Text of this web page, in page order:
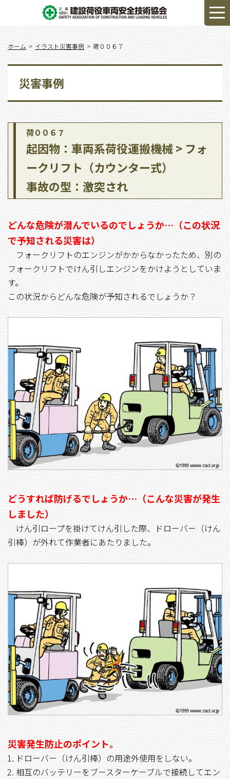
ホーム イラスト災害事例 荷００６７
災害事例
荷００６７
起因物：車両系荷役運搬機械 > フォ
ークリフト（カウンター式）
事故の型：激突され
どんな危険が潜んでいるのでしょうか…（この状況
で予知される災害は）
フォークリフトのエンジンがかからなかったため、別の
フォークリフトでけん引しエンジンをかけようとしていま
す。
この状況からどんな危険が予知されるでしょうか？
どうすれば防げるでしょうか…（こんな災害が発生
しました）
けん引ロープを掛けてけん引した際、ドローバー（けん
引棒）が外れて作業者にあたりました。
災害発生防止のポイント。
ドローバー（けん引棒）の用途外使用をしない。
相互のバッテリーをブースターケーブルで接続してエン